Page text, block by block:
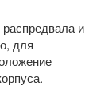
и
для